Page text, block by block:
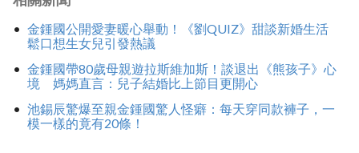
金鍾國公開愛妻暖心舉動！《劉QUIZ》甜談新婚生活
鬆口想生女兒引發熱議
金鍾國帶80歲母親遊拉斯維加斯！談退出《熊孩子》心
境 媽媽直言：兒子結婚比上節目更開心
池錫辰驚爆至親金鍾國驚人怪癖：每天穿同款褲子，一
模一樣的竟有20條！